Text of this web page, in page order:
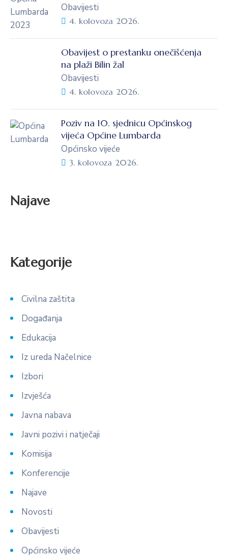
Obavijesti
4. kolovoza 2026.
Obavijest o prestanku onečišćenja
na plaži Bilin žal
Obavijesti
4. kolovoza 2026.
Poziv na 10. sjednicu Općinskog
vijeća Općine Lumbarda
Općinsko vijeće
3. kolovoza 2026.
Najave
Kategorije
Civilna zaštita
Događanja
Edukacija
Iz ureda Načelnice
Izbori
Izvješća
Javna nabava
Javni pozivi i natječaji
Komisija
Konferencije
Najave
Novosti
Obavijesti
Općinsko vijeće